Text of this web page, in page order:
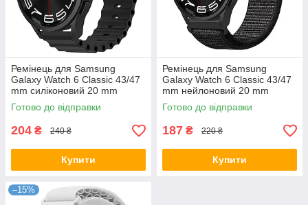
Ремінець для Samsung
Galaxy Watch 6 Classic 43/47
mm силіконовий 20 mm
Чорний
Готово до відправки
204 ₴ 240 ₴
Купити
Ремінець для Samsung
Galaxy Watch 6 Classic 43/47
mm нейлоновий 20 mm
Чорний
Готово до відправки
187 ₴ 220 ₴
Купити
–15%